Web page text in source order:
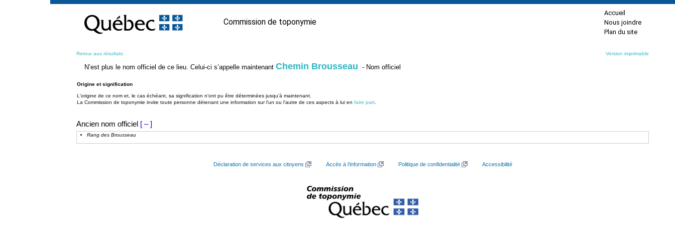
contenu
Commission de toponymie
Accueil
Nous joindre
Plan du site
Retour aux résultats Version imprimable
N’est plus le nom officiel de ce lieu. Celui-ci s’appelle maintenant Chemin Brousseau - Nom officiel
Origine et signification
L'origine de ce nom et, le cas échéant, sa signification n’ont pu être déterminées jusqu’à maintenant.
La Commission de toponymie invite toute personne détenant une information sur l'un ou l'autre de ces aspects à lui en faire part
Ancien nom officiel [ – ]
Rang des Brousseau
Déclaration de services aux citoyens Accès à l’information Politique de confidentialité Accessibilité